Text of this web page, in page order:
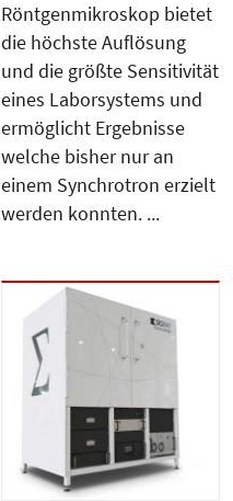
Röntgenmikroskop bietet
die höchste Auflösung
und die größte Sensitivität
eines Laborsystems und
ermöglicht Ergebnisse
welche bisher nur an
einem Synchrotron erzielt
werden konnten. ...